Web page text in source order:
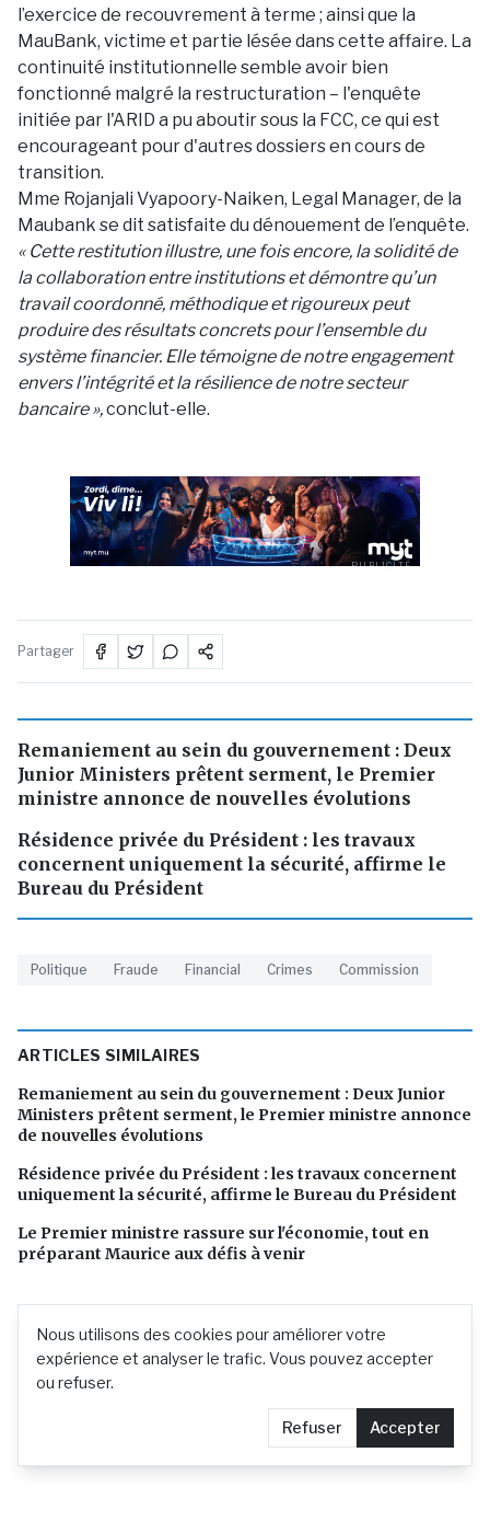
Nous utilisons des cookies pour améliorer votre
expérience et analyser le trafic. Vous pouvez accepter
ou refuser.
Refuser Accepter
l’exercice de recouvrement à terme ; ainsi que la
MauBank, victime et partie lésée dans cette affaire. La
continuité institutionnelle semble avoir bien
fonctionné malgré la restructuration – l'enquête
initiée par l'ARID a pu aboutir sous la FCC, ce qui est
encourageant pour d'autres dossiers en cours de
transition.
Mme Rojanjali Vyapoory-Naiken, Legal Manager, de la
Maubank se dit satisfaite du dénouement de l’enquête.
« Cette restitution illustre, une fois encore, la solidité de
la collaboration entre institutions et démontre qu’un
travail coordonné, méthodique et rigoureux peut
produire des résultats concrets pour l’ensemble du
système financier. Elle témoigne de notre engagement
envers l’intégrité et la résilience de notre secteur
bancaire »,conclut-elle.
PUBLICITÉ
Partager
Remaniement au sein du gouvernement : Deux
Junior Ministers prêtent serment, le Premier
ministre annonce de nouvelles évolutions
Résidence privée du Président : les travaux
concernent uniquement la sécurité, affirme le
Bureau du Président
Politique Fraude Financial Crimes Commission
ARTICLES SIMILAIRES
Remaniement au sein du gouvernement : Deux Junior
Ministers prêtent serment, le Premier ministre annonce
de nouvelles évolutions
Résidence privée du Président : les travaux concernent
uniquement la sécurité, affirme le Bureau du Président
Le Premier ministre rassure sur l'économie, tout en
préparant Maurice aux défis à venir